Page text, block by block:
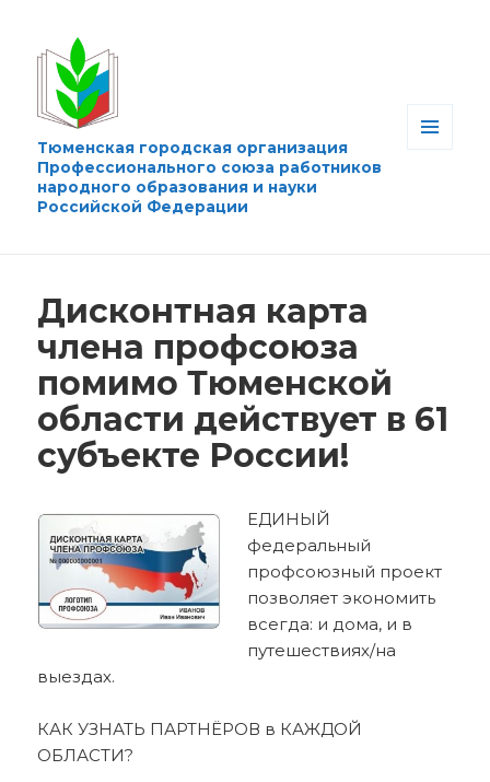
Тюменская городская организация
Профессионального союза работников
народного образования и науки
Российской Федерации
Дисконтная карта
члена профсоюза
помимо Тюменской
области действует в 61
субъекте России!
ЕДИНЫЙ
федеральный
профсоюзный проект
позволяет экономить
всегда: и дома, и в
путешествиях/на
выездах.
КАК УЗНАТЬ ПАРТНЁРОВ в КАЖДОЙ
ОБЛАСТИ?